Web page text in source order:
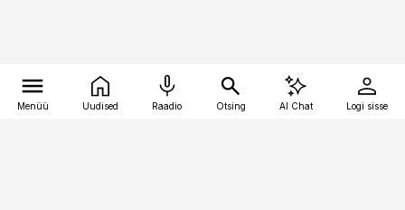
Menüü Uudised Raadio Otsing AI Chat Logi sisse